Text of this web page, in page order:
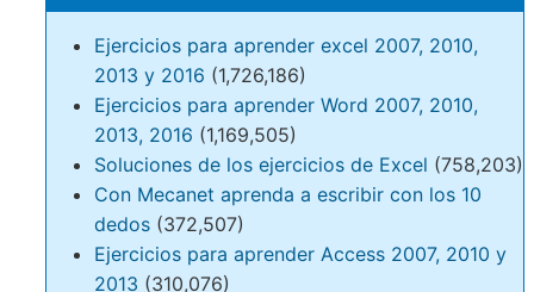
Ejercicios para aprender excel 2007, 2010,
2013 y 2016 (1,726,186)
Ejercicios para aprender Word 2007, 2010,
2013, 2016 (1,169,505)
Soluciones de los ejercicios de Excel (758,203)
Con Mecanet aprenda a escribir con los 10
dedos (372,507)
Ejercicios para aprender Access 2007, 2010 y
2013 (310,076)